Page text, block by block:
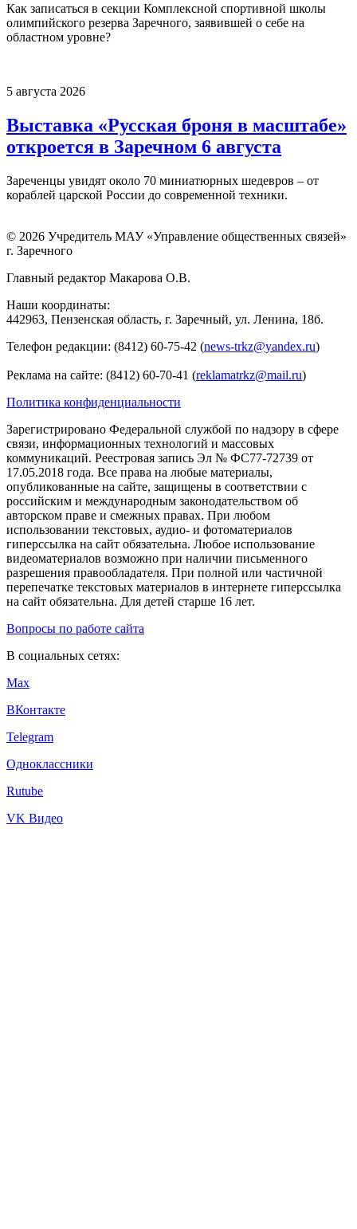
Как записаться в секции Комплексной спортивной школы
олимпийского резерва Заречного, заявившей о себе на
областном уровне?
5 августа 2026
Выставка «Русская броня в масштабе»
откроется в Заречном 6 августа
Зареченцы увидят около 70 миниатюрных шедевров – от
кораблей царской России до современной техники.
© 2026 Учредитель МАУ «Управление общественных связей»
г. Заречного
Главный редактор Макарова О.В.
Наши координаты:
442963, Пензенская область, г. Заречный, ул. Ленина, 18б.
Телефон редакции: (8412) 60-75-42 (news-trkz@yandex.ru)
Реклама на сайте: (8412) 60-70-41 (reklamatrkz@mail.ru)
Политика конфиденциальности
Зарегистрировано Федеральной службой по надзору в сфере
связи, информационных технологий и массовых
коммуникаций. Реестровая запись Эл № ФС77-72739 от
17.05.2018 года. Все права на любые материалы,
опубликованные на сайте, защищены в соответствии с
российским и международным законодательством об
авторском праве и смежных правах. При любом
использовании текстовых, аудио- и фотоматериалов
гиперссылка на сайт обязательна. Любое использование
видеоматериалов возможно при наличии письменного
разрешения правообладателя. При полной или частичной
перепечатке текстовых материалов в интернете гиперссылка
на сайт обязательна. Для детей старше 16 лет.
Вопросы по работе сайта
В социальных сетях:
Max
ВКонтакте
Telegram
Одноклассники
Rutube
VK Видео